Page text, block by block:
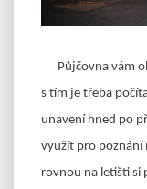
Půjčovna vám
s tím je třeba
unavení hned po
využít pro poznání
rovnou na letišti si